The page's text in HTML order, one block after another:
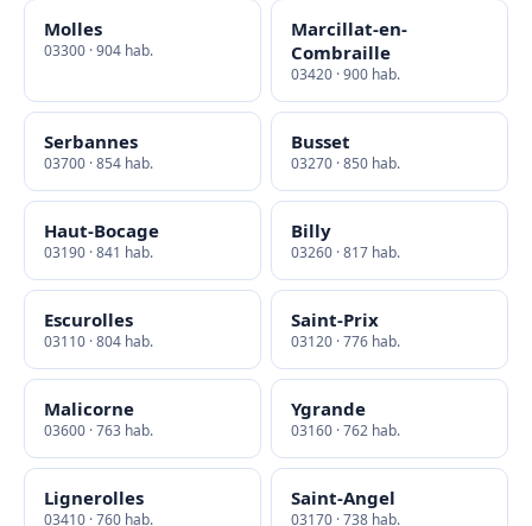
Molles
03300 · 904 hab.
Marcillat-en-
Combraille
03420 · 900 hab.
Serbannes
03700 · 854 hab.
Busset
03270 · 850 hab.
Haut-Bocage
03190 · 841 hab.
Billy
03260 · 817 hab.
Escurolles
03110 · 804 hab.
Saint-Prix
03120 · 776 hab.
Malicorne
03600 · 763 hab.
Ygrande
03160 · 762 hab.
Lignerolles
03410 · 760 hab.
Saint-Angel
03170 · 738 hab.